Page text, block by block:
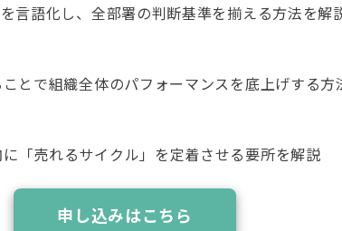
言語化し、全部署の判断基準を揃える方法を解
とで組織全体のパフォーマンスを底上げする方
「売れるサイクル」を定着させる要所を解説
申し込みはこちら